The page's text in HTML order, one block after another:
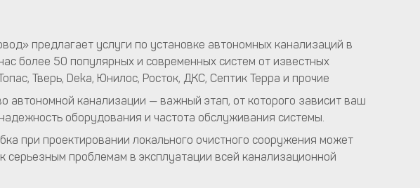
предлагает услуги по установке автономных канализаций в
более 50 популярных и современных систем от известных
Тверь, Deka, Юнилос, Росток, ДКС, Септик Терра и прочие
автономной канализации — важный этап, от которого зависит ваш
оборудования и частота обслуживания системы.
при проектировании локального очистного сооружения может
серьезным проблемам в эксплуатации всей канализационной